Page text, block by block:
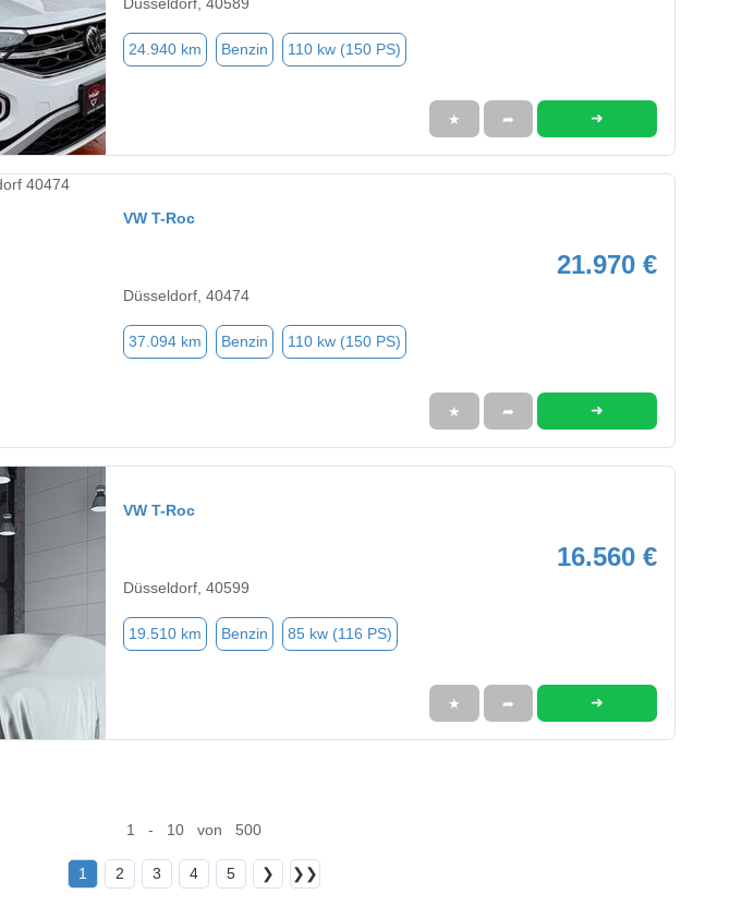
24.940 km Benzin 110 kw (150 PS)
★ ➦ ➜
VW T-Roc
21.970 €
Düsseldorf, 40474
37.094 km Benzin 110 kw (150 PS)
★ ➦ ➜
VW T-Roc
16.560 €
Düsseldorf, 40599
19.510 km Benzin 85 kw (116 PS)
★ ➦ ➜
1 - 10 von 500
1 2 3 4 5 ❯ ❯❯